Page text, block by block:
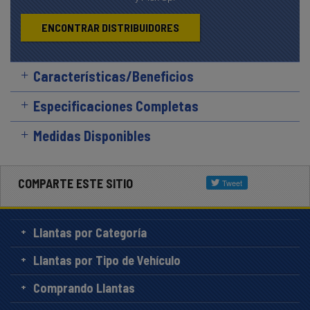
ENCONTRAR DISTRIBUIDORES
Características/Beneficios
Especificaciones Completas
Medidas Disponibles
COMPARTE ESTE SITIO
Llantas por Categoría
Llantas por Tipo de Vehículo
Comprando Llantas